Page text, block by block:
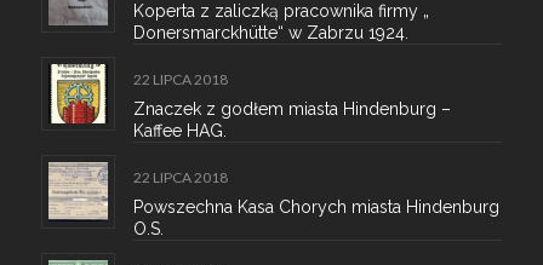
Koperta z zaliczką pracownika firmy „
Donersmarckhütte“ w Zabrzu 1924.
22 LIPCA 2018
Znaczek z godłem miasta Hindenburg –
Kaffee HAG.
22 LIPCA 2018
Powszechna Kasa Chorych miasta Hindenburg
O.S.